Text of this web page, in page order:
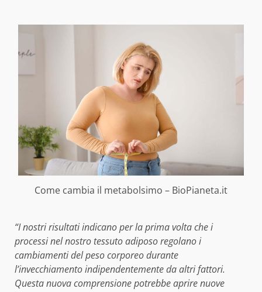
Come cambia il metabolsimo – BioPianeta.it
“I nostri risultati indicano per la prima volta che i
processi nel nostro tessuto adiposo regolano i
cambiamenti del peso corporeo durante
l’invecchiamento indipendentemente da altri fattori.
Questa nuova comprensione potrebbe aprire nuove